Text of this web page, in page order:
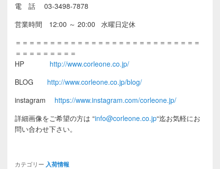
電 話 03-3498-7878
営業時間 12:00 ～ 20:00 水曜日定休
＝＝＝＝＝＝＝＝＝＝＝＝＝＝＝＝＝＝＝＝＝＝＝＝＝＝＝
＝＝＝＝＝＝＝＝＝
HP
http://www.corleone.co.jp/
BLOG http://www.corleone.co.jp/blog/
instagram https://www.instagram.com/corleone.jp/
詳細画像をご希望の方は “info@corleone.co.jp“迄お気軽にお
問い合わせ下さい。
カテゴリー 入荷情報